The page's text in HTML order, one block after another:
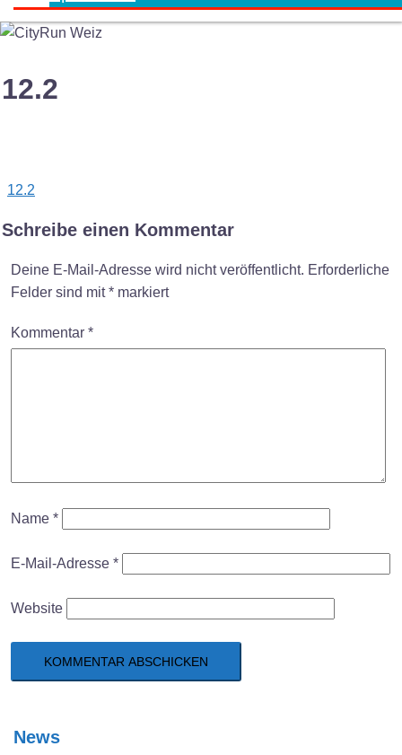
12.2
Post
12.2
Schreibe einen Kommentar
Deine E-Mail-Adresse wird nicht veröffentlicht. Erforderliche
Felder sind mit* markiert
Kommentar *
Name *
E-Mail-Adresse *
Website
News